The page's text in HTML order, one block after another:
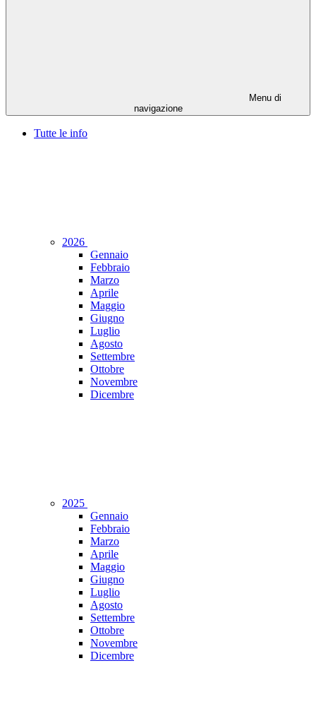
Menu di
navigazione
Tutte le info
2026
Gennaio
Febbraio
Marzo
Aprile
Maggio
Giugno
Luglio
Agosto
Settembre
Ottobre
Novembre
Dicembre
2025
Gennaio
Febbraio
Marzo
Aprile
Maggio
Giugno
Luglio
Agosto
Settembre
Ottobre
Novembre
Dicembre